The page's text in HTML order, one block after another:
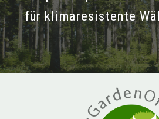
für klimaresistente